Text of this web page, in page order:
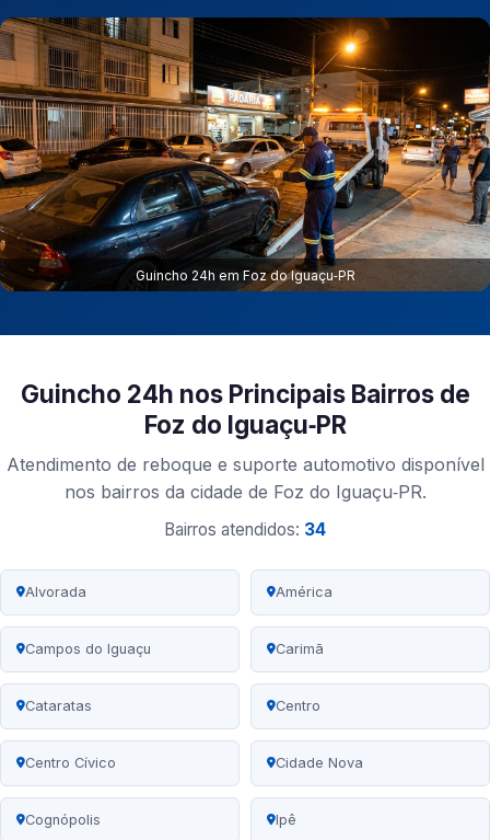
Guincho 24h em Foz do Iguaçu‑PR
Guincho 24h nos Principais Bairros de
Foz do Iguaçu‑PR
Atendimento de reboque e suporte automotivo disponível
nos bairros da cidade de Foz do Iguaçu‑PR.
Bairros atendidos: 34
Alvorada América
Campos do Iguaçu Carimã
Cataratas Centro
Centro Cívico Cidade Nova
Cognópolis Ipê